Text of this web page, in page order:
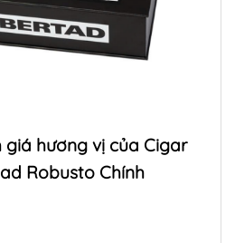
hương vị của Cigar
Robusto Chính